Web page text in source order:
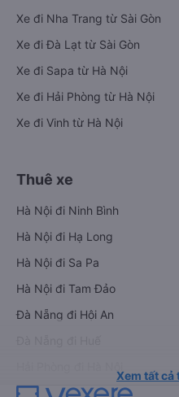
Xe đi Nha Trang từ Sài Gòn
Xe đi Đà Lạt từ Sài Gòn
Xe đi Sapa từ Hà Nội
Xe đi Hải Phòng từ Hà Nội
Xe đi Vinh từ Hà Nội
Thuê xe
Hà Nội đi Ninh Bình
Hà Nội đi Hạ Long
Hà Nội đi Sa Pa
Hà Nội đi Tam Đảo
Đà Nẵng đi Hội An
Xem tất